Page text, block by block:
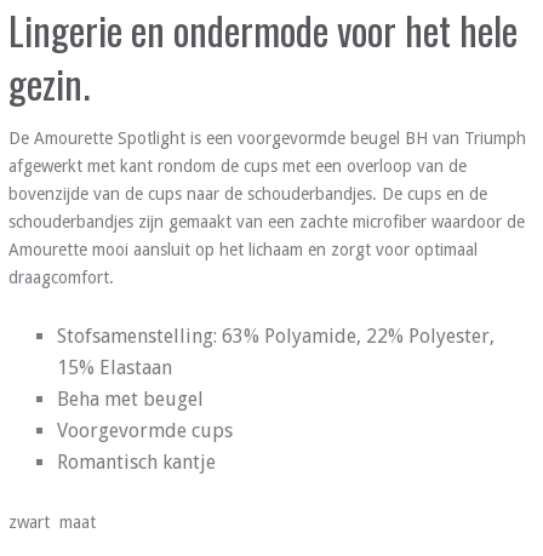
Lingerie en ondermode voor het hele
gezin.
De Amourette Spotlight is een voorgevormde beugel BH van Triumph
afgewerkt met kant rondom de cups met een overloop van de
bovenzijde van de cups naar de schouderbandjes. De cups en de
schouderbandjes zijn gemaakt van een zachte microfiber waardoor de
Amourette mooi aansluit op het lichaam en zorgt voor optimaal
draagcomfort.
Stofsamenstelling: 63% Polyamide, 22% Polyester,
15% Elastaan
Beha met beugel
Voorgevormde cups
Romantisch kantje
zwart maat